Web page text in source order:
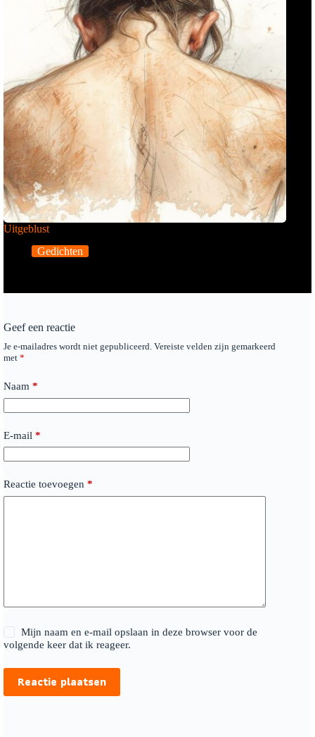
Uitgeblust
Gedichten
Geef een reactie
Je e-mailadres wordt niet gepubliceerd. Vereiste velden zijn gemarkeerd
met *
Naam *
E-mail *
Reactie toevoegen *
Mijn naam en e-mail opslaan in deze browser voor de
volgende keer dat ik reageer.
Reactie plaatsen